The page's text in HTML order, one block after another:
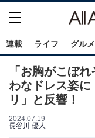
連載 ライフ グルメ
「お胸がこぼ
わなドレス姿に
リ」と反響！
2024.07.19
長谷川 優人